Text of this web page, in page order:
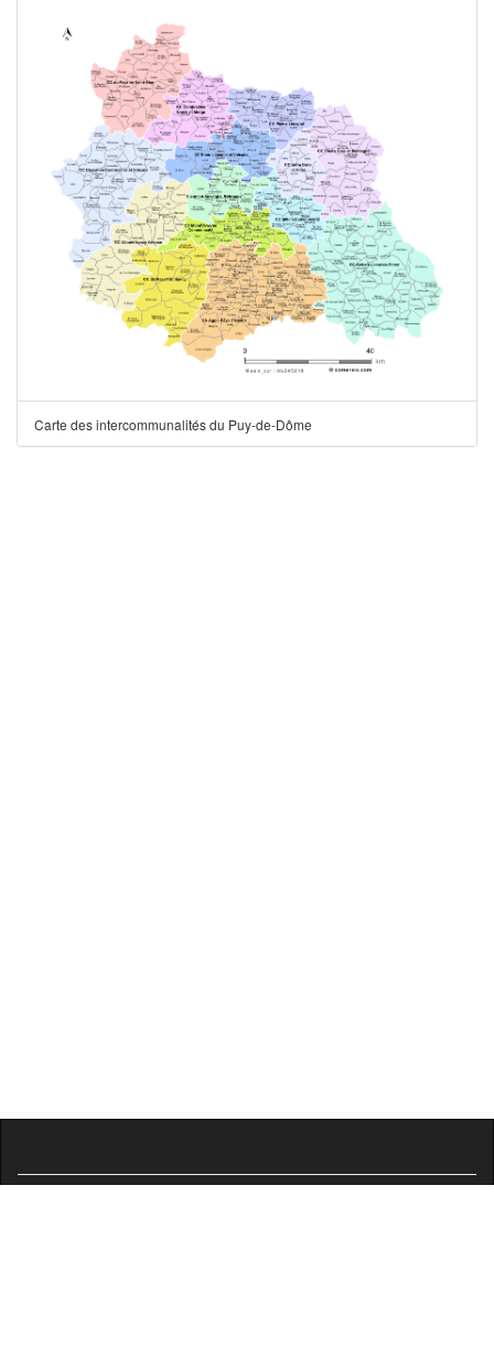
Carte des intercommunalités du Puy-de-Dôme